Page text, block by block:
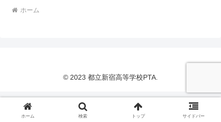
ホーム
© 2023 都立新宿高等学校PTA.
ホーム 検索 トップ サイドバー